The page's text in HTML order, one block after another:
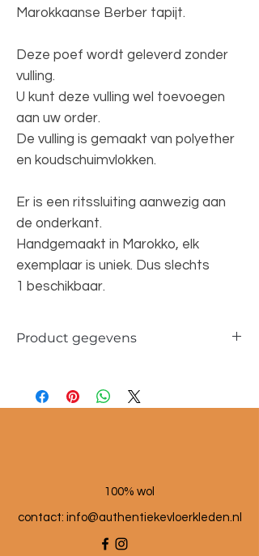
Marokkaanse Berber tapijt.
Deze poef wordt geleverd zonder
vulling.
U kunt deze vulling wel toevoegen
aan uw order.
De vulling is gemaakt van polyether
en koudschuimvlokken.
Er is een ritssluiting aanwezig aan
de onderkant.
Handgemaakt in Marokko, elk
exemplaar is uniek. Dus slechts
1 beschikbaar.
Product gegevens
Maat poef: 60x60x25 cm
100% wol
contact: info@authentiekevloerkleden.nl